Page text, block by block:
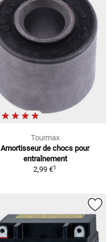
Tourmax
Amortisseur de chocs pour
entraînement
2,99 €1